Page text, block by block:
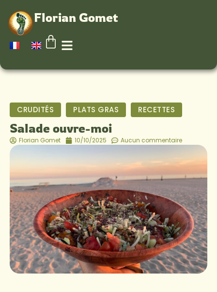
Florian Gomet
CRUDITÉS PLATS GRAS RECETTES
Salade ouvre-moi
Florian Gomet 10/10/2025 Aucun commentaire